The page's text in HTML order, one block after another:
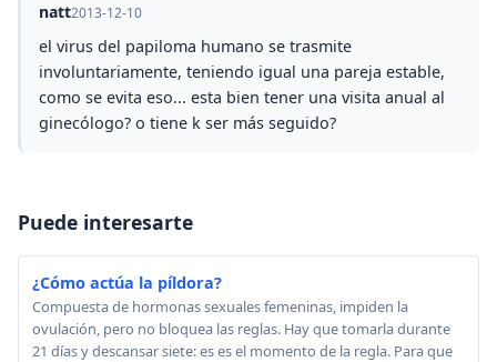
natt2013-12-10
el virus del papiloma humano se trasmite
involuntariamente, teniendo igual una pareja estable,
como se evita eso... esta bien tener una visita anual al
ginecólogo? o tiene k ser más seguido?
Puede interesarte
¿Cómo actúa la píldora?
Compuesta de hormonas sexuales femeninas, impiden la
ovulación, pero no bloquea las reglas. Hay que tomarla durante
21 días y descansar siete: es es el momento de la regla. Para que